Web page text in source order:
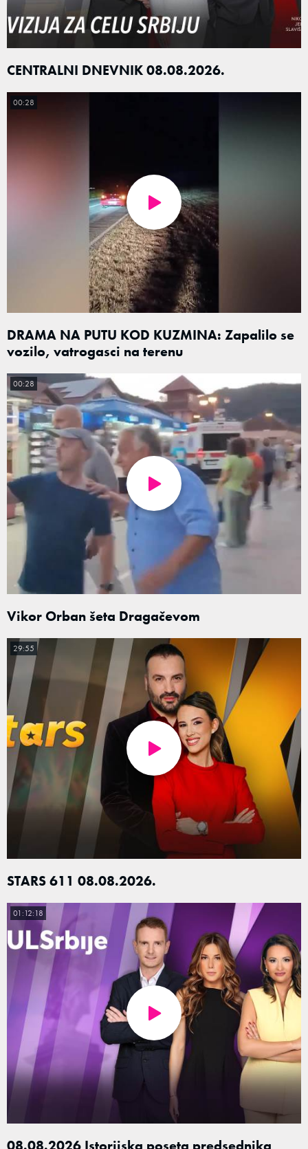
CENTRALNI DNEVNIK 08.08.2026.
DRAMA NA PUTU KOD KUZMINA: Zapalilo se
vozilo, vatrogasci na terenu
00:28
Vikor Orban šeta Dragačevom
00:28
STARS 611 08.08.2026.
29:55
08.08.2026 Istorijska poseta predsednika
01:12:18